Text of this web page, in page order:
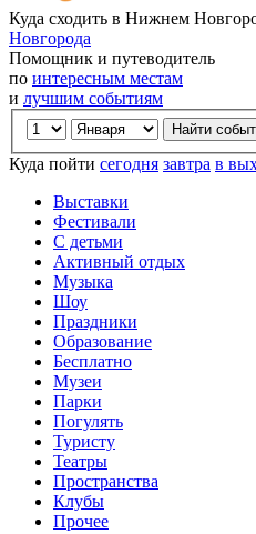
Куда сходить в Нижнем
Новгорода
Помощник и путеводитель
по интересным местам
и лучшим событиям
Куда пойти сегодня завтра в
Выставки
Фестивали
С детьми
Активный отдых
Музыка
Шоу
Праздники
Образование
Бесплатно
Музеи
Парки
Погулять
Туристу
Театры
Пространства
Клубы
Прочее